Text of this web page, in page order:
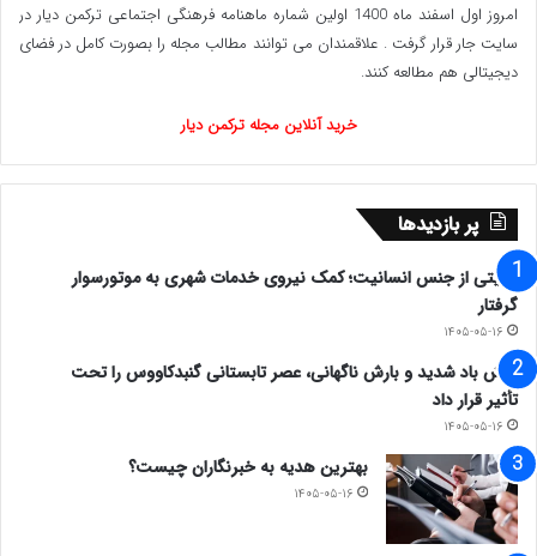
امروز اول اسفند ماه 1400 اولین شماره ماهنامه فرهنگی اجتماعی ترکمن دیار در
سایت جار قرار گرفت . علاقمندان می توانند مطالب مجله را بصورت کامل در فضای
دیجیتالی هم مطالعه کنند.
خرید آنلاین مجله ترکمن دیار
پر بازدیدها
روایتی از جنس انسانیت؛ کمک نیروی خدمات شهری به موتورسوار
گرفتار
۱۴۰۵-۰۵-۱۶
وزش باد شدید و بارش ناگهانی، عصر تابستانی گنبدکاووس را تحت
تأثیر قرار داد
۱۴۰۵-۰۵-۱۶
بهترین هدیه به خبرنگاران چیست؟
۱۴۰۵-۰۵-۱۶